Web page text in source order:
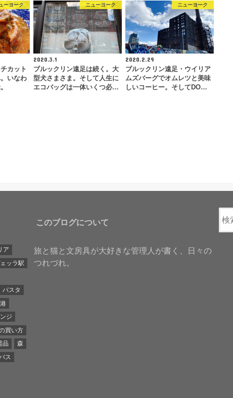
ーヨーク
カット
いなわ
ニューヨーク
2020.3.1
ブルックリン遠足は続く。大
型犬さまさま。そして人生に
エコバッグは一体いくつ必…
ニューヨーク
2020.2.29
ブルックリン遠足・ウイリア
ムズバーグでオムレツと美味
しいコーヒー。そしてDO…
ア
ッラ駅
パスタ
ジ
買い方
品
森
ス
このブログについて
旅と猫と文房具が大好きな管理人が書く、日々の
つれづれ。